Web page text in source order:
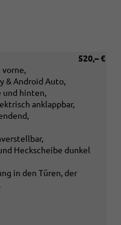
520,– €
& Android Auto,
und hinten,
anklappbar,
Heckscheibe dunkel
in den Türen, der